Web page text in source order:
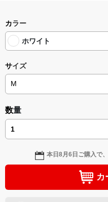
カラー
ホワイト
サイズ
数量
本日8月6日 ご購入で、
カ